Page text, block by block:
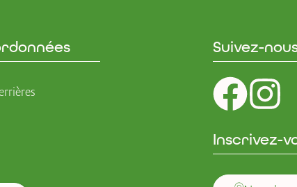
Suivez-
Inscrivez-